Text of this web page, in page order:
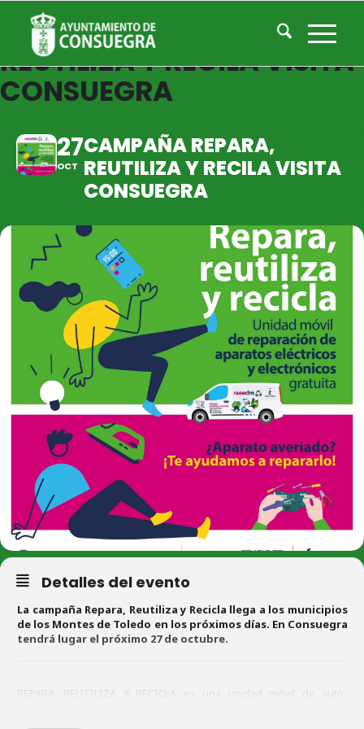
CAMPAÑA REPARA,
REUTILIZA Y RECILA VISITA
CONSUEGRA
27
OCT
CAMPAÑA REPARA,
REUTILIZA Y RECILA VISITA
CONSUEGRA
Detalles del evento
La campaña Repara, Reutiliza y Recicla llega a los municipios
de los Montes de Toledo en los próximos días. En Consuegra
tendrá lugar el próximo 27 de octubre.
REPARA, REUTILIZA Y RECICLA es una unidad móvil de auto-